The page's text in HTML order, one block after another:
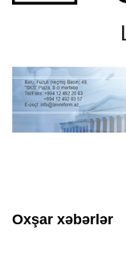
Oxşar xəbərlər